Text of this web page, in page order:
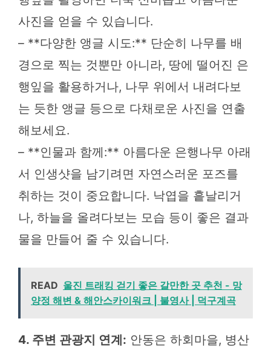
사진을 얻을 수 있습니다.
– **다양한 앵글 시도:** 단순히 나무를 배
경으로 찍는 것뿐만 아니라, 땅에 떨어진 은
행잎을 활용하거나, 나무 위에서 내려다보
는 듯한 앵글 등으로 다채로운 사진을 연출
해보세요.
– **인물과 함께:** 아름다운 은행나무 아래
서 인생샷을 남기려면 자연스러운 포즈를
취하는 것이 중요합니다. 낙엽을 흩날리거
나, 하늘을 올려다보는 모습 등이 좋은 결과
물을 만들어 줄 수 있습니다.
READ 울진 트래킹 걷기 좋은 갈만한 곳 추천 - 망
양정 해변 & 해안스카이워크 | 불영사 | 덕구계곡
4. 주변 관광지 연계: 안동은 하회마을, 병산